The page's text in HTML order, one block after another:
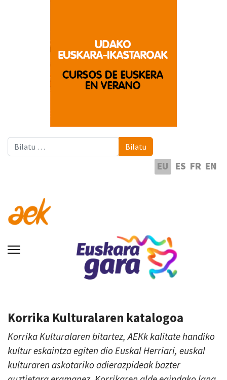
Bilatu Bilatu
EU ES FR EN
Korrika Kulturalaren katalogoa
Korrika Kulturalaren bitartez, AEKk kalitate handiko
kultur eskaintza egiten dio Euskal Herriari, euskal
kulturaren askotariko adierazpideak bazter